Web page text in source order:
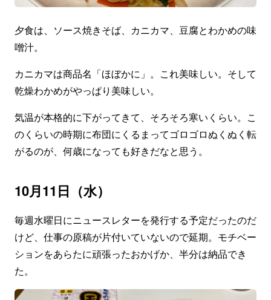
夕食は、ソース焼きそば、カニカマ、豆腐とわかめの味
噌汁。
カニカマは商品名「ほぼかに」。これ美味しい。そして
乾燥わかめがやっぱり美味しい。
気温が本格的に下がってきて、そろそろ寒いくらい。こ
のくらいの時期に布団にくるまってゴロゴロぬくぬく転
がるのが、何歳になっても好きだなと思う。
10月11日（水）
毎週水曜日にニュースレターを発行する予定だったのだ
けど、仕事の原稿が片付いていないので延期。モチベー
ションをあらたに頑張ったおかげか、半分は納品でき
た。